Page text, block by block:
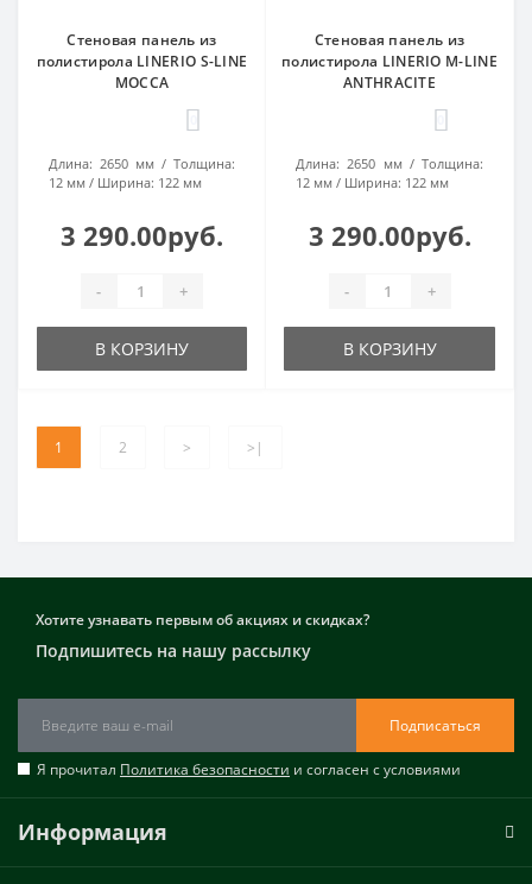
Стеновая панель из
полистирола LINERIO S-LINE
MOCCA
Длина: 2650 мм
Толщина:
12 мм
Ширина: 122 мм
3 290.00руб.
- +
В КОРЗИНУ
Стеновая панель из
полистирола LINERIO M-LINE
ANTHRACITE
Длина: 2650 мм
Толщина:
12 мм
Ширина: 122 мм
3 290.00руб.
- +
В КОРЗИНУ
1 2 > >|
Хотите узнавать первым об акциях и скидках?
Подпишитесь на нашу рассылку
Подписаться
Я прочитал Политика безопасности и согласен с условиями
Информация